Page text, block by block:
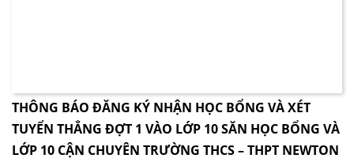
THÔNG BÁO ĐĂNG KÝ NHẬN HỌC BỔNG VÀ XÉT
TUYỂN THẲNG ĐỢT 1 VÀO LỚP 10 SĂN HỌC BỔNG VÀ
LỚP 10 CẬN CHUYÊN TRƯỜNG THCS – THPT NEWTON